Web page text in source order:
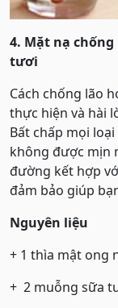
4. Mặt nạ
tươi
Cách chống lão
thực hiện và hài
Bất chấp mọi
không được mịn
đường kết hợp
đảm bảo giúp
Nguyên liệu
+ 1 thìa mật ong
+ 2 muỗng sữa